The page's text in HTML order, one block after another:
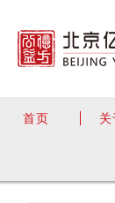
首页 关